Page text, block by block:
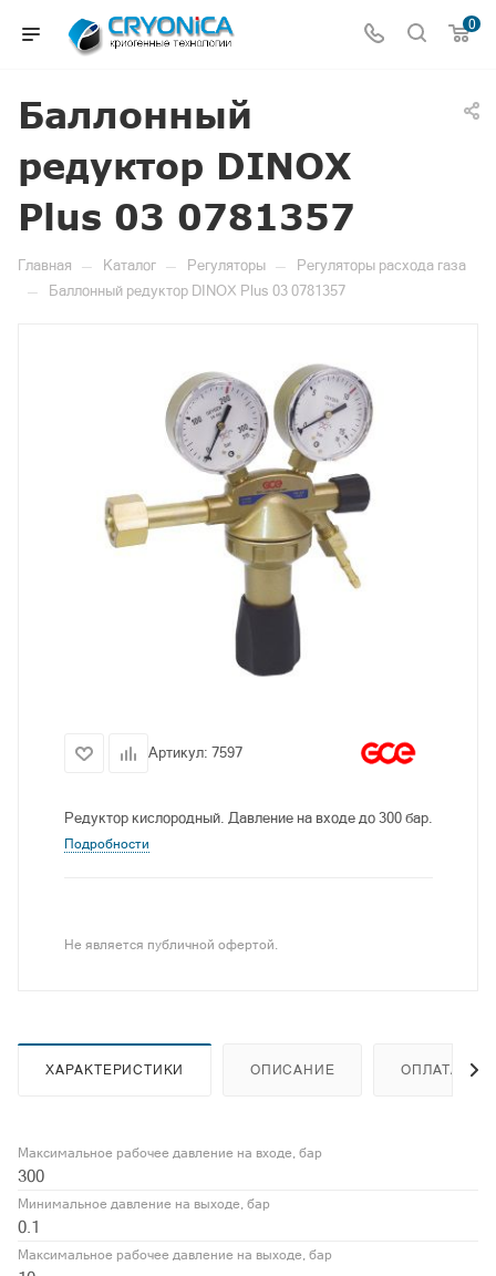
0
Баллонный
редуктор DINOX
Plus 03 0781357
Главная — Каталог — Регуляторы — Регуляторы расхода газа
— Баллонный редуктор DINOX Plus 03 0781357
Артикул: 7597
Редуктор кислородный. Давление на входе до 300 бар.
Подробности
Не является публичной офертой.
ХАРАКТЕРИСТИКИ ОПИСАНИЕ ОПЛАТА
Максимальное рабочее давление на входе, бар
300
Минимальное давление на выходе, бар
0.1
Максимальное рабочее давление на выходе, бар